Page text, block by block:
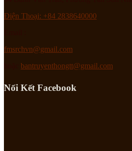
Điện Thoại: +84 2838640000
fmsrchvn@gmail.com
bantruyenthongtt@gmail.com
Nối Kết Facebook